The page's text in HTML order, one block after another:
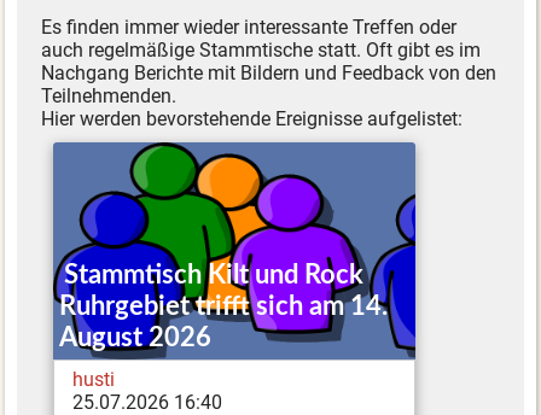
Es finden immer wieder interessante Treffen oder
auch regelmäßige Stammtische statt. Oft gibt es im
Nachgang Berichte mit Bildern und Feedback von den
Teilnehmenden.
Hier werden bevorstehende Ereignisse aufgelistet:
Stammtisch Kilt und Rock
Ruhrgebiet trifft sich am 14.
August 2026
husti
25.07.2026 16:40